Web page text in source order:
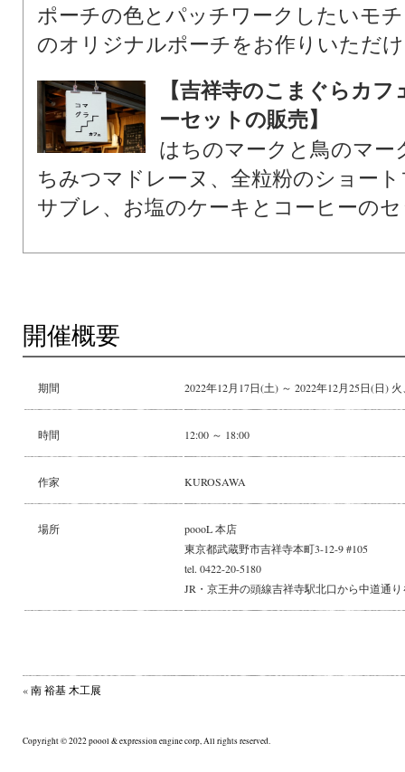
ポーチの色とパッチワークしたいモ
のオリジナルポーチをお作りいただ
【吉祥寺のこまぐらカ
ーセットの販売】
はちのマークと鳥のマ
ちみつマドレーヌ、全粒粉のショー
サブレ、お塩のケーキとコーヒーの
開催概要
期間 2022年12月17日(土) ～ 2022年12月25日(日)
時間 12:00 ～ 18:00
作家 KUROSAWA
場所
poooL 本店
東京都武蔵野市吉祥寺本町3-12-9 #105
tel. 0422-20-5180
JR・京王井の頭線吉祥寺駅北口から中道通り
«南 裕基 木工展
Copyright © 2022 poool & expression engine corp, All rights reserved.